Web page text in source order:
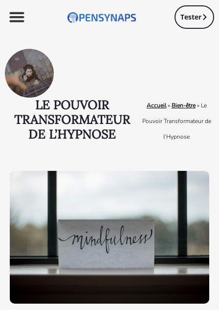
Tester
LE POUVOIR
TRANSFORMATEUR
DE L’HYPNOSE
Accueil» Bien-être» Le
Pouvoir Transformateur de
l’Hypnose